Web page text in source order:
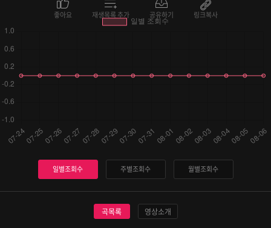
좋아요 재생목록 추가 공유하기 링크복사
일별조회수 주별조회수 월별조회수
곡목록 영상소개